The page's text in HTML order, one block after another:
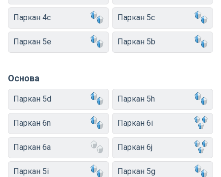
Паркан 4c Паркан 5c
Паркан 5e Паркан 5b
Основа
Паркан 5d Паркан 5h
Паркан 6n Паркан 6i
Паркан 6a Паркан 6j
Паркан 5i Паркан 5g